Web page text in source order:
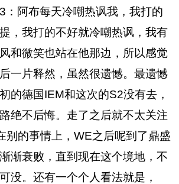
：阿布每天冷嘲热讽我，我打的
，我打的不好就冷嘲热讽，我有
和微笑也站在他那边，所以感觉
一片释然，虽然很遗憾。最遗憾
的德国IEM和这次的S2没有去，
绝不后悔。走了之后就不太关注
别的事情上，WE之后呢到了鼎盛
渐衰败，直到现在这个境地，不
没。还有一个个人看法就是，